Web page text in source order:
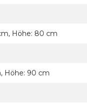
Höhe: 80 cm
Höhe: 90 cm